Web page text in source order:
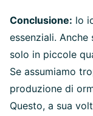
Conclusione: lo
essenziali.
solo in piccole
Se assumiamo
produzione di
Questo, a sua